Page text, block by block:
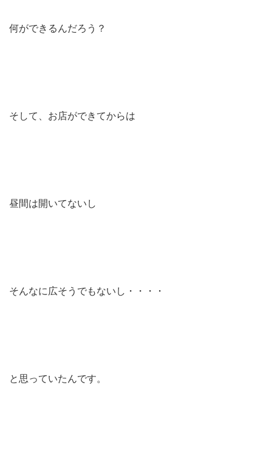
何ができるんだろう？
そして、お店ができてからは
昼間は開いてないし
そんなに広そうでもないし・・・・
と思っていたんです。